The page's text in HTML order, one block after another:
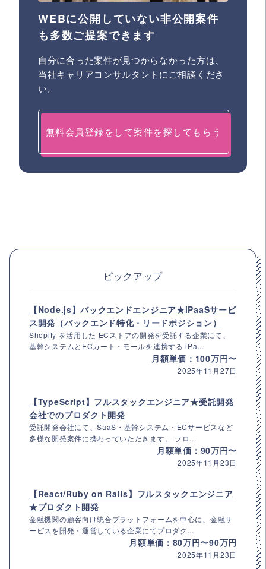
WEBに公開していない非公開案件
も多数ご提案できます
自分に合った案件が見つからなかった方は、
当社キャリアコンサルタントにご相談くださ
い。
無料会員登録をして案件を探してもらう
ピックアップ
【Node.js】バックエンドエンジニア★iPaaSサービ
ス開発（バックエンド特化・リードポジション）
Shopify を活用した ECストアの開発を受託する企業にて、
基幹システムとECカート・モールを連携する iPa...
月額単価：100万円〜
2025年11月27日
【TypeScript】フルスタックエンジニア★受託開発
会社でのプロダクト開発
受託開発会社にて、SaaS・基幹システム・ECサービスなど
多様な開発案件に携わっていただきます。 フロ...
月額単価：90万円〜
2025年11月23日
【React/Ruby on Rails】フルスタックエンジニア
★プロダクト開発
金融機関の顧客向け統合プラットフォームを中心に、金融サ
ービスを開発・運営している企業にてプロダク...
月額単価：80万円〜90万円
2025年11月23日